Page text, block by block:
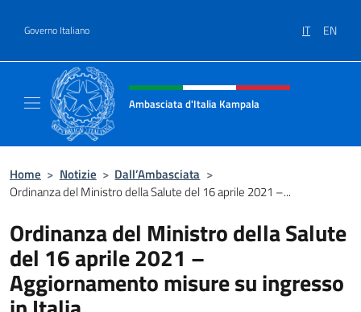
Governo Italiano IT EN
Intestazione sito, social e menù
Ambasciata d'Italia Kampala
Home > Notizie > Dall’Ambasciata >
Ordinanza del Ministro della Salute del 16 aprile 2021 –...
Ordinanza del Ministro della Salute
del 16 aprile 2021 –
Aggiornamento misure su ingresso